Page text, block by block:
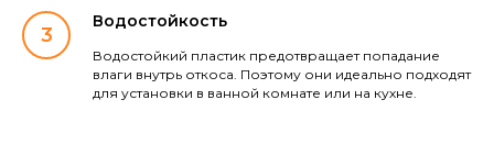
Водостойкость
Водостойкий пластик предотвращает попадание
влаги внутрь откоса. Поэтому они идеально подходят
для установки в ванной комнате или на кухне.